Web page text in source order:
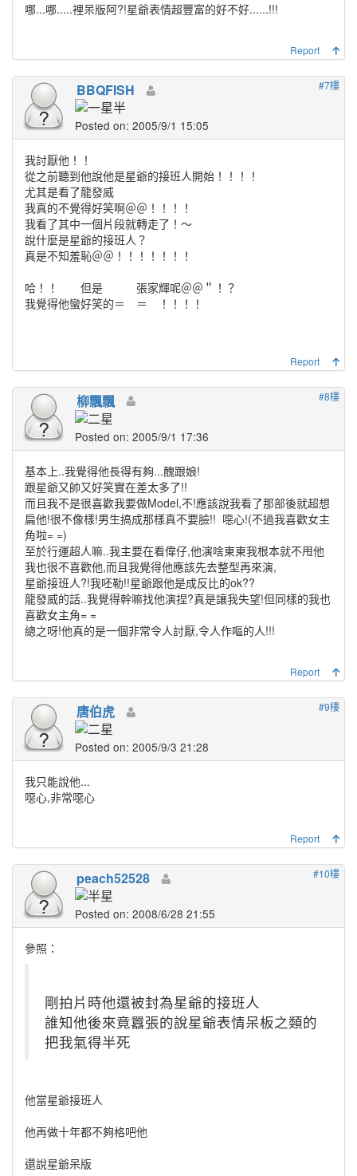
哪...哪.....裡呆版阿?!星爺表情超豐富的好不好......!!!
Report
#7樓
BBQFISH
Posted on: 2005/9/1 15:05
我討厭他！！
從之前聽到他說他是星爺的接班人開始！！！！
尤其是看了龍發威
我真的不覺得好笑啊＠＠！！！！
我看了其中一個片段就轉走了！～
說什麼是星爺的接班人？
真是不知羞恥＠＠！！！！！！！
哈！！ 但是 張家輝呢＠＠＂！？
我覺得他蠻好笑的＝ ＝ ！！！！
Report
#8樓
柳飄飄
Posted on: 2005/9/1 17:36
基本上..我覺得他長得有夠...醜跟娘!
跟星爺又帥又好笑實在差太多了!!
而且我不是很喜歡我要做Model,不!應該說我看了那部後就超想
扁他!很不像樣!男生搞成那樣真不要臉!! 噁心!(不過我喜歡女主
角啦= =)
至於行運超人嘛..我主要在看偉仔,他演啥東東我根本就不甩他
我也很不喜歡他,而且我覺得他應該先去整型再來演,
星爺接班人?!我呸勒!!星爺跟他是成反比的ok??
龍發威的話..我覺得幹嘛找他演捏?真是讓我失望!但同樣的我也
喜歡女主角= =
總之呀!他真的是一個非常令人討厭,令人作嘔的人!!!
Report
#9樓
唐伯虎
Posted on: 2005/9/3 21:28
我只能說他...
噁心,非常噁心
Report
#10樓
peach52528
Posted on: 2008/6/28 21:55
參照：
剛拍片時他還被封為星爺的接班人
誰知他後來竟囂張的說星爺表情呆板之類的
把我氣得半死
他當星爺接班人
他再做十年都不夠格吧他
還說星爺呆版